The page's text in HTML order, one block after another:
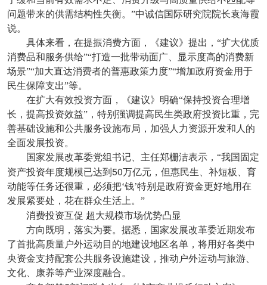
问题带来的供需结构性失衡。”中诚信国际研究院院长袁海霞
说。
具体来看，在提振消费方面，《建议》提出，“扩大优质
消费品和服务供给”“打造一批带动面广、显示度高的消费新
场景”“加大直达消费者的普惠政策力度”“增加政府资金用于
民生保障支出”等。
在扩大有效投资方面，《建议》明确“保持投资合理增
长，提高投资效益”，特别强调提高民生类政府投资比重，完
善基础设施和公共服务设施布局，加强人力资源开发和人的
全面发展投资。
国家发展改革委党组书记、主任郑栅洁表示，“我国固定
资产投资年度规模已达到 50万亿元，但惠民生、补短板、育
动能等任务还很重，必须把‘钱’特别是政府资金更好地用在
发展紧要处，花在群众生活上。”
消费投资互促 超大规模市场优势凸显
方向既明，落实为要。据悉，国家发展改革委近期发布
了首批高质量户外运动目的地建设地区名单，将用好各类中
央资金支持配套公共服务设施建设，推动户外运动与旅游、
文化、康养等产业深度融合。